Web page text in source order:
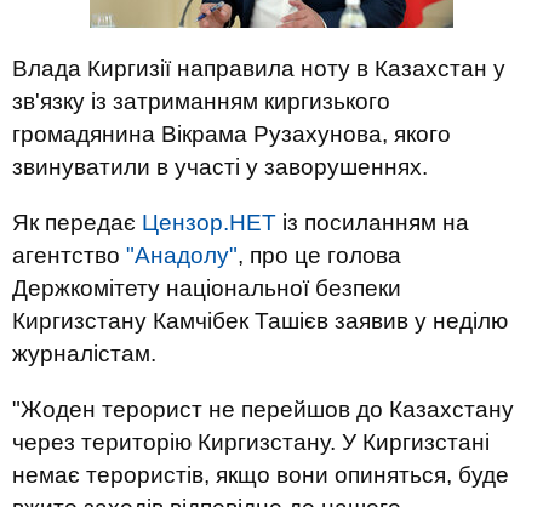
Влада Киргизії направила ноту в Казахстан у
зв'язку із затриманням киргизького
громадянина Вікрама Рузахунова, якого
звинуватили в участі у заворушеннях.
Як передає Цензор.НЕТ із посиланням на
агентство "Анадолу", про це голова
Держкомітету національної безпеки
Киргизстану Камчібек Ташієв заявив у неділю
журналістам.
"Жоден терорист не перейшов до Казахстану
через територію Киргизстану. У Киргизстані
немає терористів, якщо вони опиняться, буде